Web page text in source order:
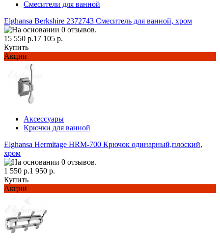
Смесители для ванной
Elghansa Berkshire 2372743 Смеситель для ванной, хром
15 550 р.17 105 р.
Купить
Акции
Аксессуары
Крючки для ванной
Elghansa Hermitage HRM-700 Крючок одинарный,плоский,
хром
1 550 р.1 950 р.
Купить
Акции